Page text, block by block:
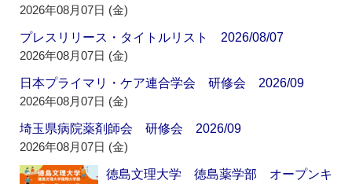
2026年08月07日 (金)
プレスリリース・タイトルリスト 2026/08/07
2026年08月07日 (金)
日本プライマリ・ケア連合学会 研修会 2026/09
2026年08月07日 (金)
埼玉県病院薬剤師会 研修会 2026/09
2026年08月07日 (金)
徳島文理大学 徳島薬学部 オープンキ